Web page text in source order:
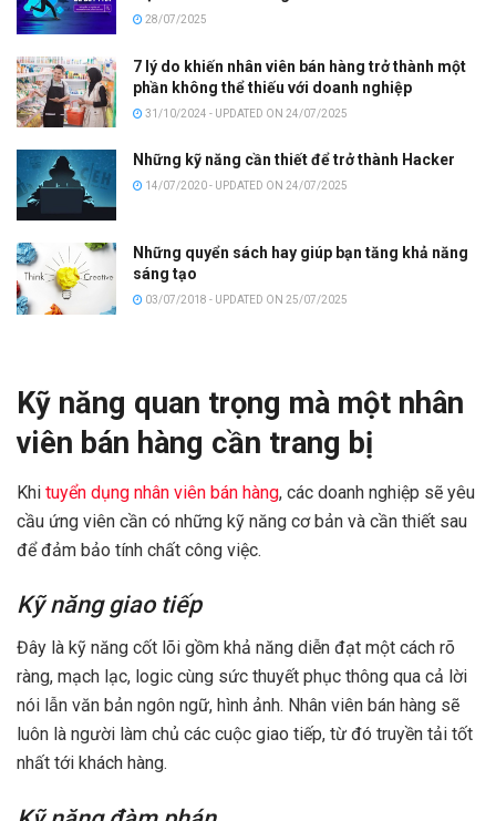
28/07/2025
7 lý do khiến nhân viên bán hàng trở thành một
phần không thể thiếu với doanh nghiệp
31/10/2024 - UPDATED ON 24/07/2025
Những kỹ năng cần thiết để trở thành Hacker
14/07/2020 - UPDATED ON 24/07/2025
Những quyển sách hay giúp bạn tăng khả năng
sáng tạo
03/07/2018 - UPDATED ON 25/07/2025
Kỹ năng quan trọng mà một nhân
viên bán hàng cần trang bị
Khi tuyển dụng nhân viên bán hàng, các doanh nghiệp sẽ yêu
cầu ứng viên cần có những kỹ năng cơ bản và cần thiết sau
để đảm bảo tính chất công việc.
Kỹ năng giao tiếp
Đây là kỹ năng cốt lõi gồm khả năng diễn đạt một cách rõ
ràng, mạch lạc, logic cùng sức thuyết phục thông qua cả lời
nói lẫn văn bản ngôn ngữ, hình ảnh. Nhân viên bán hàng sẽ
luôn là người làm chủ các cuộc giao tiếp, từ đó truyền tải tốt
nhất tới khách hàng.